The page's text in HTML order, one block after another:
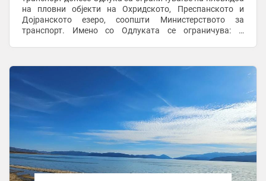
на пловни објекти на Охридското, Преспанското и
Дојранското езеро, соопшти Министерството за
транспорт. Имено со Одлуката се ограничува: –